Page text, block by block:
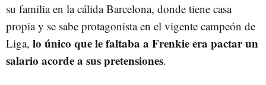
su familia en la cálida Barcelona, donde tiene casa
propia y se sabe protagonista en el vigente campeón de
Liga, lo único que le faltaba a Frenkie era pactar un
salario acorde a sus pretensiones.